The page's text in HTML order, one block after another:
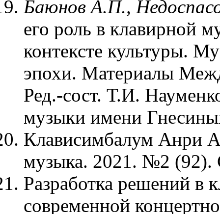
Баюнов А.П.,
его роль в клавирной
контексте культуры.
эпохи. Материалы
Ред.-сост. Т.И.
музыки имени
Клависимбалум Анри
музыка. 2021. №2 (92).
Разработка решений в
современной